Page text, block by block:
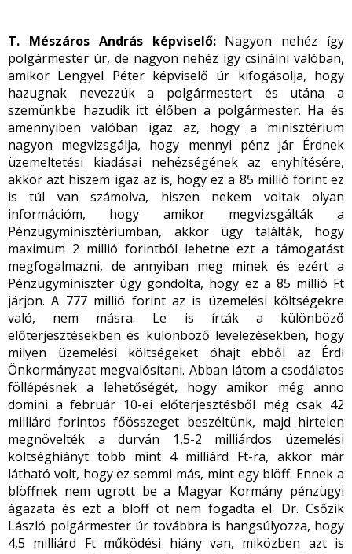
T. Mészáros András képviselő:Nagyon nehéz így
polgármester úr, de nagyon nehéz így csinálni valóban,
amikor Lengyel Péter képviselő úr kifogásolja, hogy
hazugnak nevezzük a polgármestert és utána a
szemünkbe hazudik itt élőben a polgármester. Ha és
amennyiben valóban igaz az, hogy a minisztérium
nagyon megvizsgálja, hogy mennyi pénz jár Érdnek
üzemeltetési kiadásai nehézségének az enyhítésére,
akkor azt hiszem igaz az is, hogy ez a 85 millió forint ez
is túl van számolva, hiszen nekem voltak olyan
információm, hogy amikor megvizsgálták a
Pénzügyminisztériumban, akkor úgy találták, hogy
maximum 2 millió forintból lehetne ezt a támogatást
megfogalmazni, de annyiban meg minek és ezért a
Pénzügyminiszter úgy gondolta, hogy ez a 85 millió Ft
járjon. A 777 millió forint az is üzemelési költségekre
való, nem másra. Le is írták a különböző
előterjesztésekben és különböző levelezésekben, hogy
milyen üzemelési költségeket óhajt ebből az Érdi
Önkormányzat megvalósítani. Abban látom a csodálatos
föllépésnek a lehetőségét, hogy amikor még anno
domini a február 10-ei előterjesztésből még csak 42
milliárd forintos főösszeget beszéltünk, majd hirtelen
megnövelték a durván 1,5-2 milliárdos üzemelési
költséghiányt több mint 4 milliárd Ft-ra, akkor már
látható volt, hogy ez semmi más, mint egy blöff. Ennek a
blöffnek nem ugrott be a Magyar Kormány pénzügyi
ágazata és ezt a blöff öt nem fogadta el. Dr. Csőzik
László polgármester úr továbbra is hangsúlyozza, hogy
4,5 milliárd Ft működési hiány van, miközben azt is